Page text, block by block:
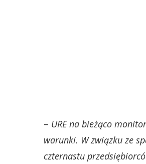
– URE na bieżąco
warunki. W związku ze
czternastu